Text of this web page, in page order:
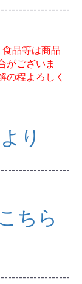
品等は商品
がございま
の程よろしく
り
ちら